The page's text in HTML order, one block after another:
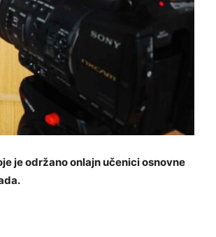
je održano onlajn učenici osnovne